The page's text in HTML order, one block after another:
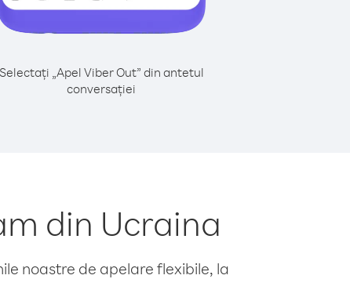
Selectați „Apel Viber Out” din antetul
conversației
din Ucraina
noastre de apelare flexibile, la